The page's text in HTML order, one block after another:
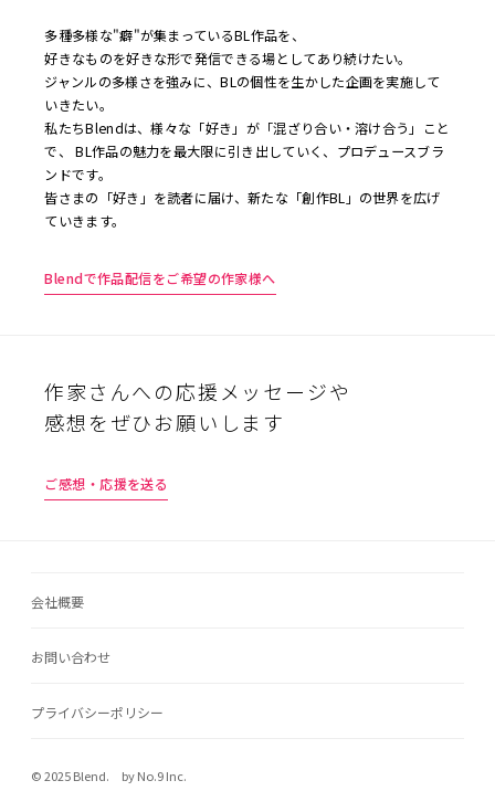
多種多様な"癖"が集まっているBL作品を、
好きなものを好きな形で発信できる場としてあり続けたい。
ジャンルの多様さを強みに、BLの個性を生かした企画を実施して
いきたい。
私たちBlendは、様々な「好き」が「混ざり合い・溶け合う」こと
で、 BL作品の魅力を最大限に引き出していく、プロデュースブラ
ンドです。
皆さまの「好き」を読者に届け、新たな「創作BL」の世界を広げ
ていきます。
Blendで作品配信をご希望の作家様へ
作家さんへの応援メッセージや
感想をぜひお願いします
ご感想・応援を送る
会社概要
お問い合わせ
プライバシーポリシー
© 2025 Blend. by No.9 Inc.